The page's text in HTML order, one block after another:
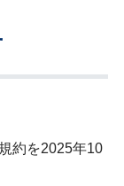
約を2025年10